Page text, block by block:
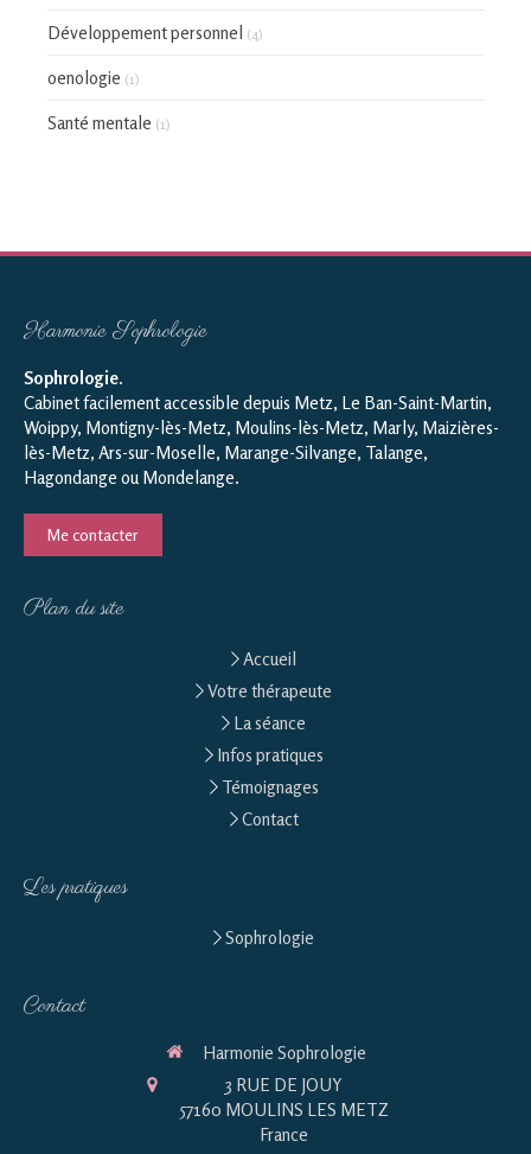
Développement personnel (4)
oenologie (1)
Santé mentale (1)
Harmonie Sophrologie
Sophrologie.
Cabinet facilement accessible depuis Metz, Le Ban-Saint-Martin,
Woippy, Montigny-lès-Metz, Moulins-lès-Metz, Marly, Maizières-
lès-Metz, Ars-sur-Moselle, Marange-Silvange, Talange,
Hagondange ou Mondelange.
Me contacter
Plan du site
Accueil
Votre thérapeute
La séance
Infos pratiques
Témoignages
Contact
Les pratiques
Sophrologie
Contact
Harmonie Sophrologie
3 RUE DE JOUY
57160 MOULINS LES METZ
France